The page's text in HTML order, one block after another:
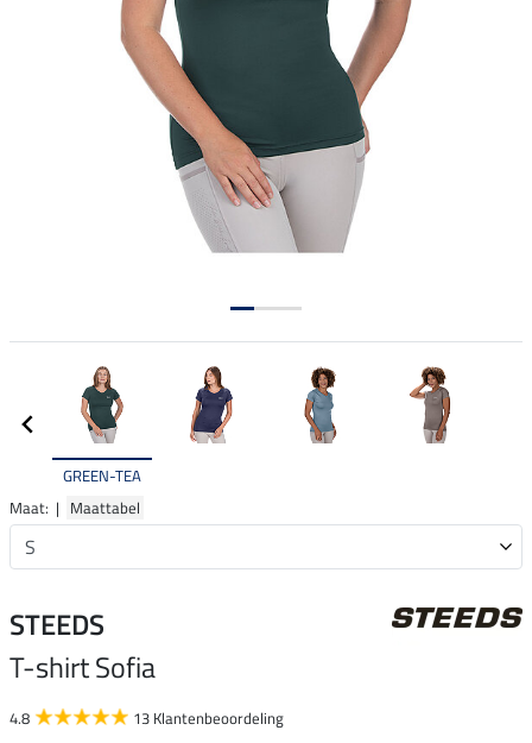
GREEN-TEA
Maat: | Maattabel
STEEDS
T-shirt Sofia
4.8 13 Klantenbeoordeling